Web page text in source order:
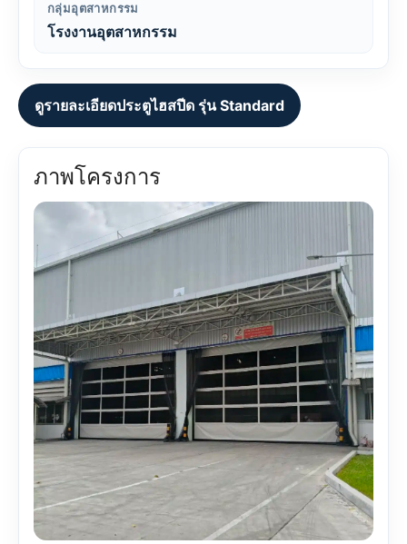
กลุ่มอุตสาหกรรม
โรงงานอุตสาหกรรม
ดูรายละเอียดประตูไฮสปีด รุ่น Standard
ภาพโครงการ